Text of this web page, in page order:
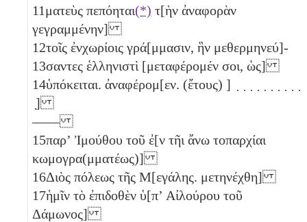
11ματεὺς πεπόηται(*) τ[ὴν ἀναφορὰν
γεγραμμένην]
12τοῖς ἐνχωρίοις γρά[μμασιν, ἣν μεθερμηνεύ]-
13σαντες ἑλληνιστὶ [μεταφέρομέν σοι, ὡς]
14ὑπόκειται. ἀναφέρομ[εν. (ἔτους) ] ̣ ̣ ̣ ̣ ̣ ̣ ̣ ̣ ̣ ̣
̣]
——
15παρʼ Ἰμούθου τοῦ ἐ[ν τῆι ἄνω τοπαρχίαι
κωμογρα(μματέως)]
16Διὸς πόλεως τῆς Μ[εγάλης. μετηνέχθη]
17ἡμῖν τὸ ἐπιδοθὲν ὑ[πʼ Αἰλούρου τοῦ
Δάμωνος]